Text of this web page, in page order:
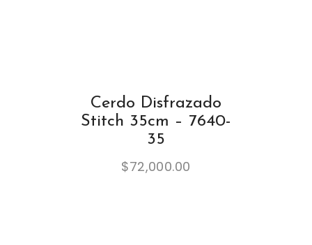
Cerdo Disfrazado
Stitch 35cm – 7640-
35
$72,000.00